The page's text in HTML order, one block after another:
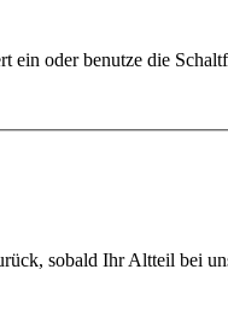
ein oder benutze die
sobald Ihr Altteil bei